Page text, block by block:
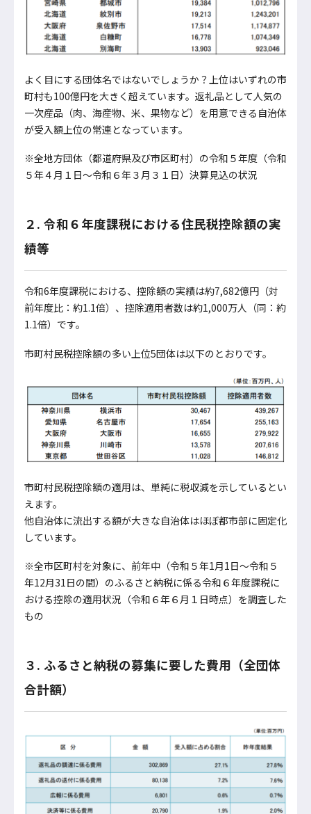
よく目にする団体名ではないでしょうか？上位はいずれの市
町村も100億円を大きく超えています。返礼品として人気の
一次産品（肉、海産物、米、果物など）を用意できる自治体
が受入額上位の常連となっています。
※全地方団体（都道府県及び市区町村）の令和５年度（令和
５年４月１日～令和６年３月３１日）決算見込の状況
２. 令和６年度課税における住民税控除額の実
績等
令和6年度課税における、控除額の実績は約7,682億円（対
前年度比：約1.1倍）、控除適用者数は約1,000万人（同：約
1.1倍）です。
市町村民税控除額の多い上位5団体は以下のとおりです。
市町村民税控除額の適用は、単純に税収減を示しているとい
えます。
他自治体に流出する額が大きな自治体はほぼ都市部に固定化
しています。
※全市区町村を対象に、前年中（令和５年1月1日～令和５
年12月31日の間）のふるさと納税に係る令和６年度課税に
おける控除の適用状況（令和６年６月１日時点）を調査した
もの
３. ふるさと納税の募集に要した費用（全団体
合計額）